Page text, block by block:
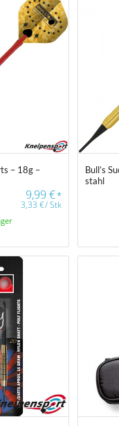
– 18g –
9,99 €*
3,33 €/Stk
Bull’s
stahl